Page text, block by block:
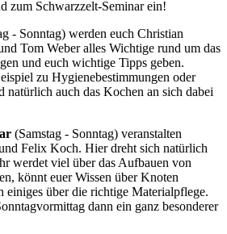
zum Schwarzzelt-Seminar ein!
- Sonntag) werden euch Christian
Tom Weber alles Wichtige rund um das
und euch wichtige Tipps geben.
zu Hygienebestimmungen oder
auch das Kochen an sich dabei
(Samstag - Sonntag) veranstalten
Felix Koch. Hier dreht sich natürlich
werdet viel über das Aufbauen von
könnt euer Wissen über Knoten
einiges über die richtige Materialpflege.
dann ein ganz besonderer